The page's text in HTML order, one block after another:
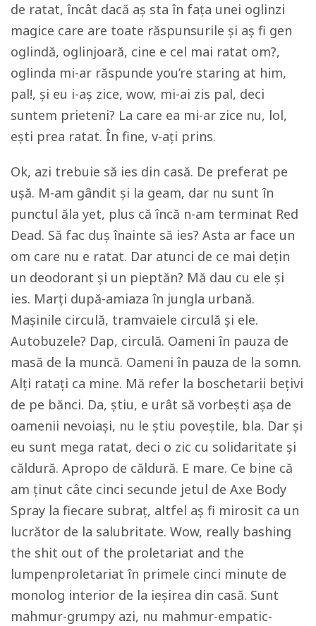
de ratat, încât dacă aș sta în fața unei oglinzi
magice care are toate răspunsurile și aș fi gen
oglindă, oglinjoară, cine e cel mai ratat om?,
oglinda mi-ar răspunde you’re staring at him,
pal!, și eu i-aș zice, wow, mi-ai zis pal, deci
suntem prieteni? La care ea mi-ar zice nu, lol,
ești prea ratat. În fine, v-ați prins.
Ok, azi trebuie să ies din casă. De preferat pe
ușă. M-am gândit și la geam, dar nu sunt în
punctul ăla yet, plus că încă n-am terminat Red
Dead. Să fac duș înainte să ies? Asta ar face un
om care nu e ratat. Dar atunci de ce mai dețin
un deodorant și un pieptăn? Mă dau cu ele și
ies. Marți după-amiaza în jungla urbană.
Mașinile circulă, tramvaiele circulă și ele.
Autobuzele? Dap, circulă. Oameni în pauza de
masă de la muncă. Oameni în pauza de la somn.
Alți ratați ca mine. Mă refer la boschetarii bețivi
de pe bănci. Da, știu, e urât să vorbești așa de
oamenii nevoiași, nu le știu poveștile, bla. Dar și
eu sunt mega ratat, deci o zic cu solidaritate și
căldură. Apropo de căldură. E mare. Ce bine că
am ținut câte cinci secunde jetul de Axe Body
Spray la fiecare subraț, altfel aș fi mirosit ca un
lucrător de la salubritate. Wow, really bashing
the shit out of the proletariat and the
lumpenproletariat în primele cinci minute de
monolog interior de la ieșirea din casă. Sunt
mahmur-grumpy azi, nu mahmur-empatic-